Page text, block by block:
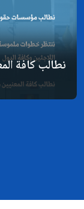
نطالب كافة